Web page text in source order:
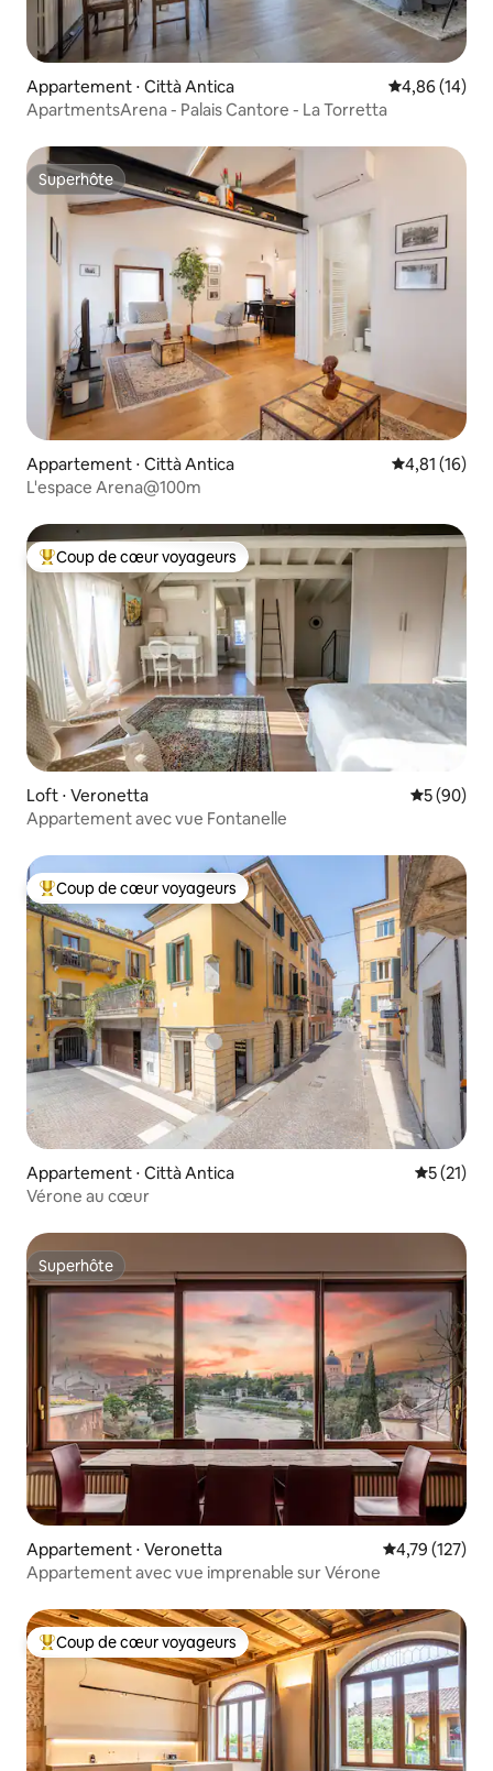
Appartement ⋅ Città Antica Évaluation
4,86 (14)
ApartmentsArena - Palais Cantore - La Torretta
Superhôte
Superhôte
Appartement ⋅ Città Antica Évaluation
4,81 (16)
L'espace Arena@100m
Coups de cœur voyageurs les plus appréciés
Coup de cœur voyageurs
Loft ⋅ Veronetta
5 (90)
Appartement avec vue Fontanelle
Coups de cœur voyageurs les plus appréciés
Coup de cœur voyageurs
Appartement ⋅ Città Antica
5 (21)
Vérone au cœur
Superhôte
Superhôte
Appartement ⋅ Veronetta Évaluation
4,79 (127)
Appartement avec vue imprenable sur Vérone
Coups de cœur voyageurs les plus appréciés
Coup de cœur voyageurs